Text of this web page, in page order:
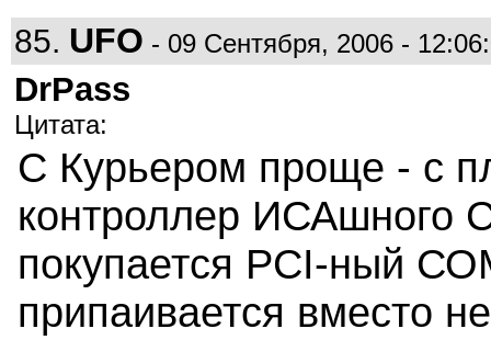
85. UFO - 09 Сентября, 2006 -
DrPass
Цитата:
С Курьером проще - с
контроллер ИСАшного
покупается PCI-ный
припаивается вместо